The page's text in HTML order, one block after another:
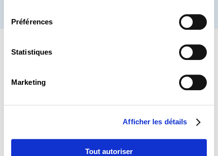
Préférences
Statistiques
Marketing
Afficher les détails
Tout autoriser